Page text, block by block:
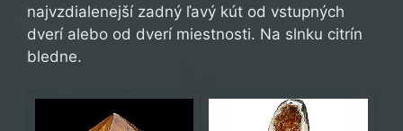
najvzdialenejší zadný ľavý kút od vstupných
dverí alebo od dverí miestnosti. Na slnku citrín
bledne.